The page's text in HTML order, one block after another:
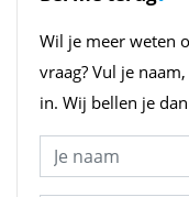
Wil je meer weten
vraag? Vul je
in. Wij bellen je